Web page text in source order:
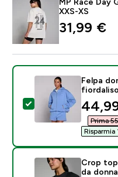
XXS-XS
31,99 €‎
Seleziona questo
Felpa
Prima
Risparmia
Crop
da